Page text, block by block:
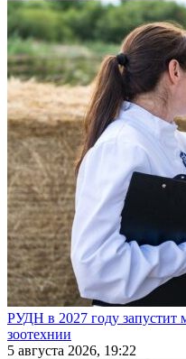
РУДН в 2027 году запустит
зоотехнии
5 августа 2026, 19:22